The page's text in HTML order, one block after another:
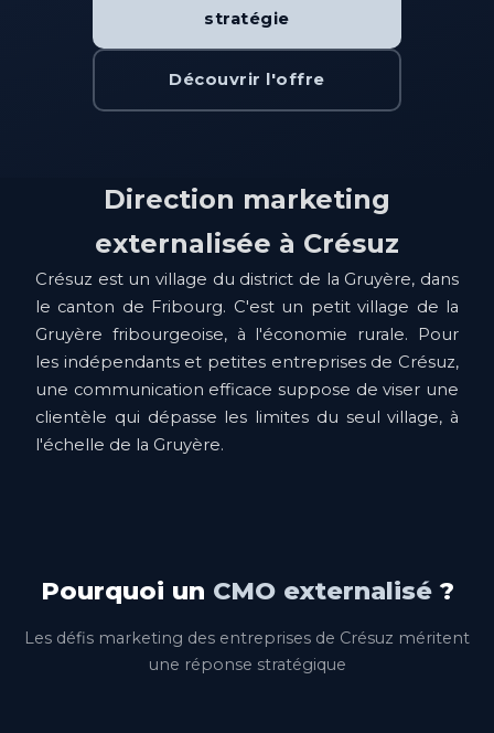
stratégie
Découvrir l'offre
Direction marketing
externalisée à Crésuz
Crésuz est un village du district de la Gruyère, dans
le canton de Fribourg. C'est un petit village de la
Gruyère fribourgeoise, à l'économie rurale. Pour
les indépendants et petites entreprises de Crésuz,
une communication efficace suppose de viser une
clientèle qui dépasse les limites du seul village, à
l'échelle de la Gruyère.
Pourquoi un CMO externalisé?
Les défis marketing des entreprises de Crésuz méritent
une réponse stratégique